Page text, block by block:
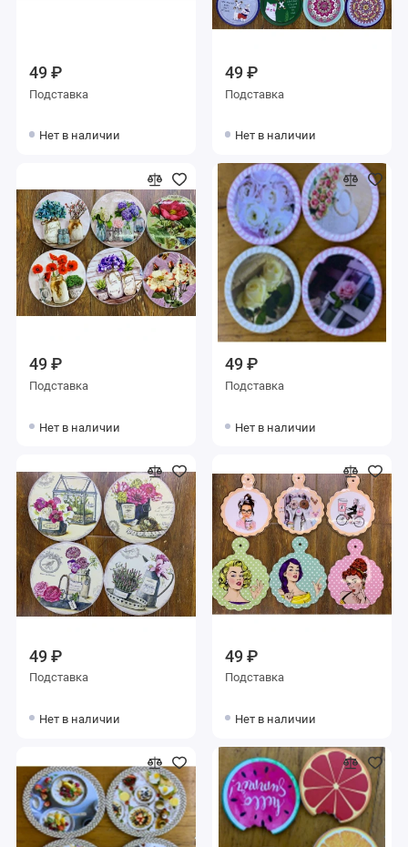
49 ₽
Подставка
Нет в наличии
49 ₽
Подставка
Нет в наличии
49 ₽
Подставка
Нет в наличии
49 ₽
Подставка
Нет в наличии
49 ₽
Подставка
Нет в наличии
49 ₽
Подставка
Нет в наличии